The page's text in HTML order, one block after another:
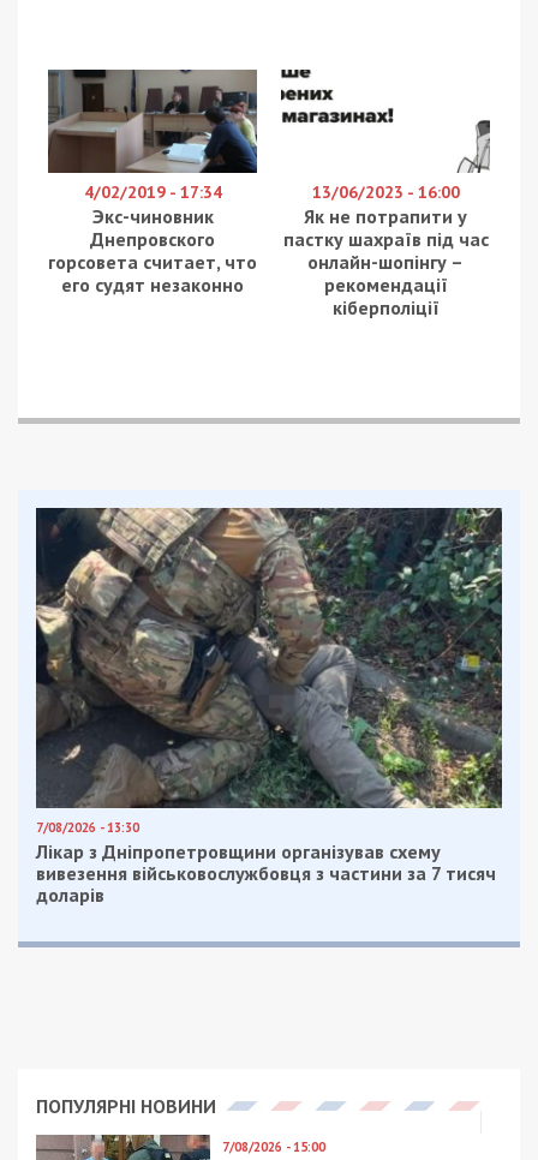
4/02/2019 - 17:34
Экс-чиновник
Днепровского
горсовета считает, что
его судят незаконно
13/06/2023 - 16:00
Як не потрапити у
пастку шахраїв під час
онлайн-шопінгу –
рекомендації
кіберполіції
7/08/2026 - 13:30
Лікар з Дніпропетровщини організував схему
вивезення військовослужбовця з частини за 7 тисяч
доларів
ПОПУЛЯРНІ НОВИНИ
7/08/2026 - 15:00